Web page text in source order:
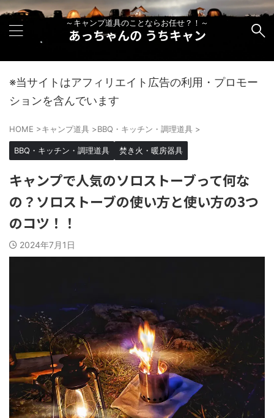
～キャンプ道具のことならお任せ？！～
あっちゃんの うちキャン
※当サイトはアフィリエイト広告の利用・プロモー
ションを含んでいます
HOME >キャンプ道具 >BBQ・キッチン・調理道具 >
BBQ・キッチン・調理道具 焚き火・暖房器具
キャンプで人気のソロストーブって何な
の？ソロストーブの使い方と使い方の3つ
のコツ！！
2024年7月1日